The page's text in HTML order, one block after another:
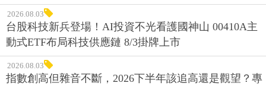
2026.08.03
台股科技新兵登場！AI投資不光看護國神山 00410A主
動式ETF布局科技供應鏈 8/3掛牌上市
2026.08.03
指數創高但雜音不斷，2026下半年該追高還是觀望？專